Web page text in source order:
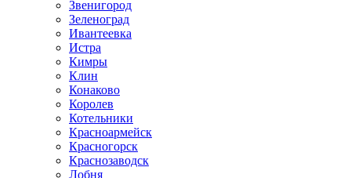
Звенигород
Зеленоград
Ивантеевка
Истра
Кимры
Клин
Конаково
Королев
Котельники
Красноармейск
Красногорск
Краснозаводск
Лобня